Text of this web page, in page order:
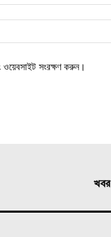
সংরক্ষণ করুন।
খবর